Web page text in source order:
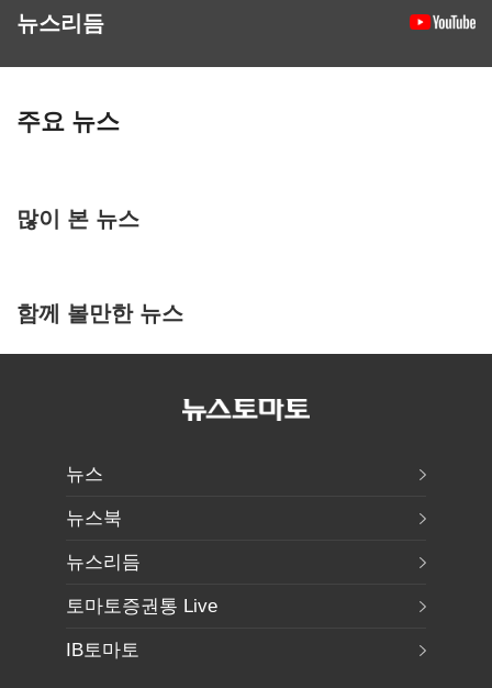
뉴스리듬
주요 뉴스
많이 본 뉴스
함께 볼만한 뉴스
뉴스
뉴스북
뉴스리듬
토마토증권통 Live
IB토마토